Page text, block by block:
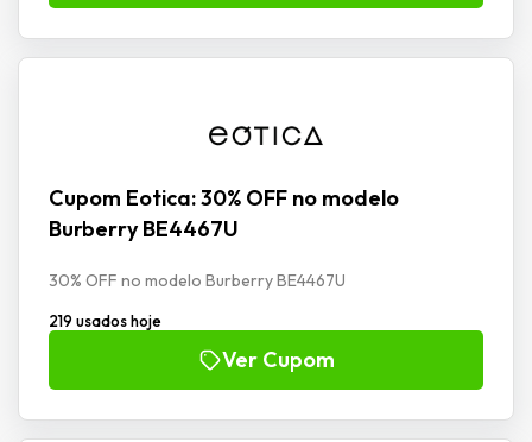
Cupom Eotica: 30% OFF no modelo
Burberry BE4467U
30% OFF no modelo Burberry BE4467U
219 usados hoje
Ver Cupom